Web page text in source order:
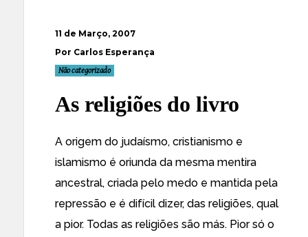
11 de Março, 2007
Por Carlos Esperança
Não categorizado
As religiões do livro
A origem do judaísmo, cristianismo e
islamismo é oriunda da mesma mentira
ancestral, criada pelo medo e mantida pela
repressão e é difícil dizer, das religiões, qual
a pior. Todas as religiões são más. Pior só o